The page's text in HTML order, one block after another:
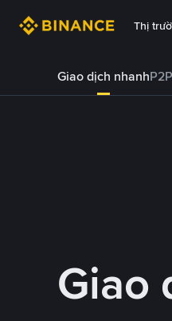
Thị
Giao dịch nhanhP2P
Giao